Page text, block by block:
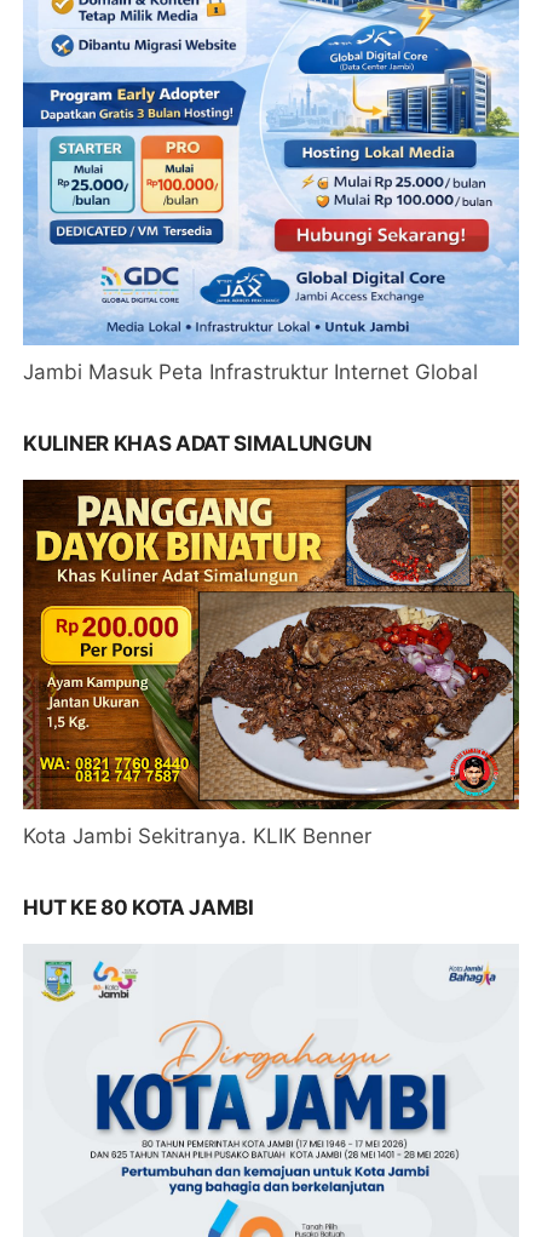
Jambi Masuk Peta Infrastruktur Internet Global
KULINER KHAS ADAT SIMALUNGUN
Kota Jambi Sekitranya. KLIK Benner
HUT KE 80 KOTA JAMBI